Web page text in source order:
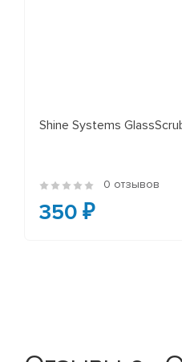
Shine Systems
0 отзывов
350 ₽